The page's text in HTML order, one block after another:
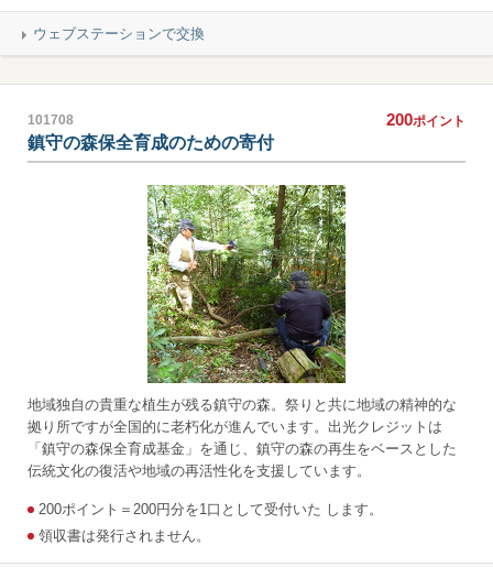
ウェブステーションで交換
101708 200ポイント
鎮守の森保全育成のための寄付
地域独自の貴重な植生が残る鎮守の森。祭りと共に地域の精神的な
拠り所ですが全国的に老朽化が進んでいます。出光クレジットは
「鎮守の森保全育成基金」を通じ、鎮守の森の再生をベースとした
伝統文化の復活や地域の再活性化を支援しています。
200ポイント＝200円分を1口として受付いた します。
領収書は発行されません。